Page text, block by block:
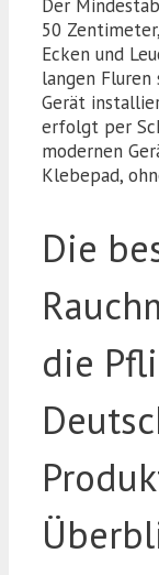
Der
50
Ecken und
langen
Gerät
erfolgt per
modernen
Klebepad,
Die
die